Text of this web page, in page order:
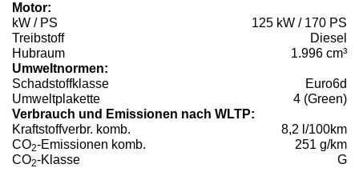
Motor:
kW / PS
125 kW / 170 PS
Treibstoff
Diesel
Hubraum
1.996 cm³
Umweltnormen:
Schadstoffklasse
Euro6d
Umweltplakette
4 (Green)
Verbrauch und Emissionen nach WLTP:
Kraftstoffverbr. komb.
8,2 l/100km
CO2-Emissionen komb.
251 g/km
CO2-Klasse G